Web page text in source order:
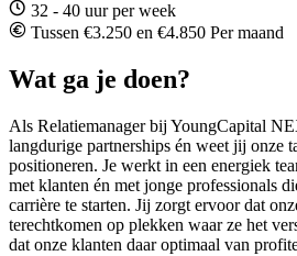
32 - 40 uur per week
Tussen €3.250 en €4.850 Per maand
Wat ga je doen?
Als Relatiemanager bij YoungCapital
langdurige partnerships én weet jij onze
positioneren. Je werkt in een energiek
met klanten én met jonge professionals
carrière te starten. Jij zorgt ervoordat
terechtkomen op plekken waarze het
dat onze klanten daaroptimaal van